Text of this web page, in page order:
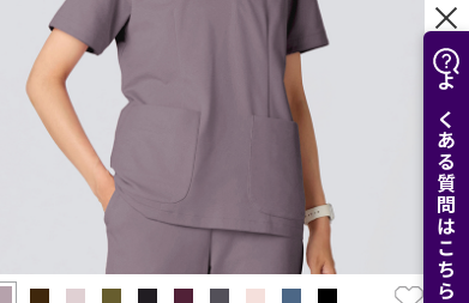
よくある質問はこちら